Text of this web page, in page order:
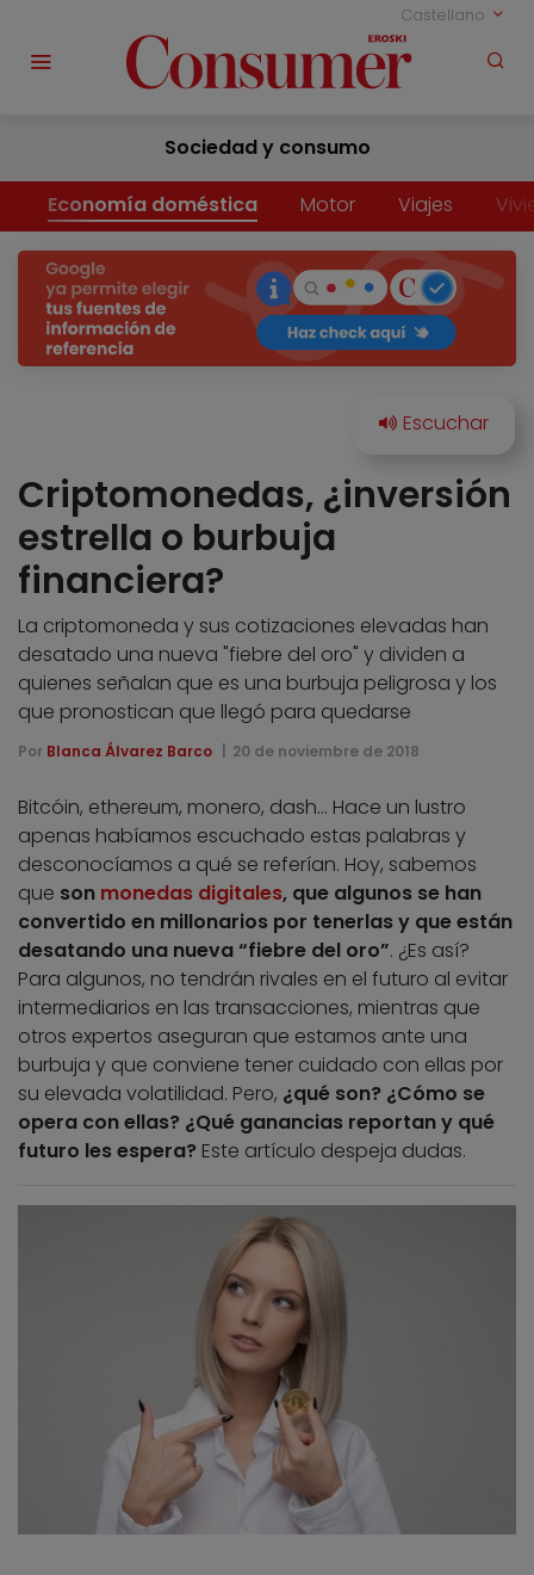
Castellano
Sociedad y consumo
Economía doméstica Motor Viajes
Criptomonedas, ¿inversión
estrella o burbuja
financiera?
La criptomoneda y sus cotizaciones elevadas han
desatado una nueva "fiebre del oro" y dividen a
quienes señalan que es una burbuja peligrosa y los
que pronostican que llegó para quedarse
Por Blanca Álvarez Barco 20 de noviembre de 2018
Bitcóin, ethereum, monero, dash… Hace un lustro
apenas habíamos escuchado estas palabras y
desconocíamos a qué se referían. Hoy, sabemos
que son monedas digitales, que algunos se han
convertido en millonarios por tenerlas y que están
desatando una nueva “fiebre del oro”. ¿Es así?
Para algunos, no tendrán rivales en el futuro al evitar
intermediarios en las transacciones, mientras que
otros expertos aseguran que estamos ante una
burbuja y que conviene tener cuidado con ellas por
su elevada volatilidad. Pero, ¿qué son? ¿Cómo se
opera con ellas? ¿Qué ganancias reportan y qué
futuro les espera? Este artículo despeja dudas.